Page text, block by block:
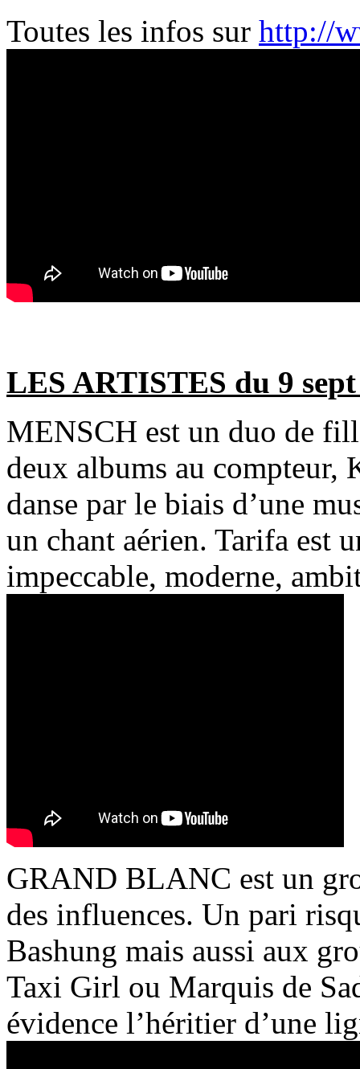
Toutes les infos sur http://
LES ARTISTES du 9
MENSCH est un duo de
deux albums au compteur,
danse par le biais d’une
un chant aérien. Tarifa est
impeccable, moderne,
GRAND BLANC est un
des influences. Un pari
Bashung mais aussi aux
Taxi Girl ou Marquis de
évidence l’héritier d’une